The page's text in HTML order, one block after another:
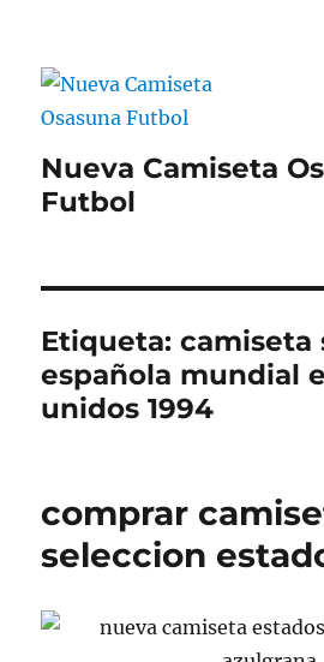
Nueva Camiseta
Futbol
Etiqueta:camiseta
española mundial
unidos 1994
comprar
seleccion